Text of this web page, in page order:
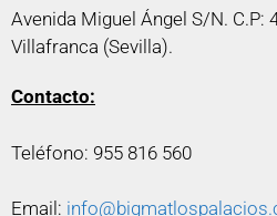
Avenida Miguel Ángel S/N. C.P:
Villafranca (Sevilla).
Contacto:
Teléfono: 955 816 560
Email: